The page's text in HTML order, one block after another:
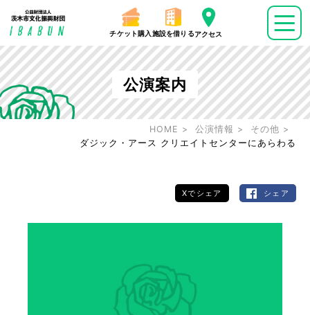
チケット購入 施設を借りるアクセス
公演案内
HOME 公演情報
その他
ダジック・アース クリエイトセンターにあらわる
Xでシェア シェア